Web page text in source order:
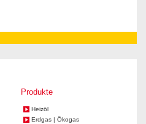
Produkte
Heizöl
Erdgas | Ökogas